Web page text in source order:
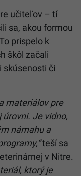
učiteľov – tí
sa, akou formou
prispelo k
škôl začali
skúsenosti či
materiálov pre
Je vidno,
námahu a
teší sa
v Nitre.
ktorý je